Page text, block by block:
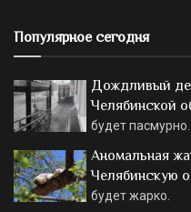
Популярное сегодня
Дождливый
Челябинской
будет пасмурно.
Аномальная
Челябинскую
будет жарко.